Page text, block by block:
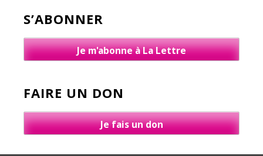
S’ABONNER
Je m'abonne à La Lettre
FAIRE UN DON
Je fais un don